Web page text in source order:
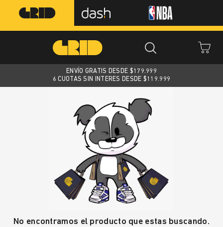
ENVÍO GRATIS DESDE $179.999
6 CUOTAS SIN INTERES DESDE $119.999
No encontramos el producto que estas buscando.